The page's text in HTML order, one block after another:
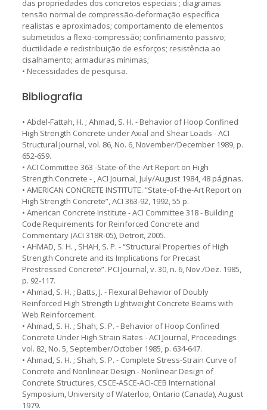
das propriedades dos concretos especiais ; diagramas
tensão normal de compressão-deformação específica
realistas e aproximados; comportamento de elementos
submetidos a flexo-compressão; confinamento passivo;
ductilidade e redistribuição de esforços; resistência ao
cisalhamento; armaduras mínimas;
• Necessidades de pesquisa.
Bibliografia
• Abdel-Fattah, H. ; Ahmad, S. H. - Behavior of Hoop Confined
High Strength Concrete under Axial and Shear Loads - ACI
Structural Journal, vol. 86, No. 6, November/December 1989, p.
652-659.
• ACI Committee 363 -State-of-the-Art Report on High
Strength.Concrete - , ACI Journal, July/August 1984, 48 páginas.
• AMERICAN CONCRETE INSTITUTE. “State-of-the-Art Report on
High Strength Concrete”, ACI 363-92, 1992, 55 p.
• American Concrete Institute - ACI Committee 318 - Building
Code Requirements for Reinforced Concrete and
Commentary (ACI 318R-05), Detroit, 2005.
• AHMAD, S. H. , SHAH, S. P. - “Structural Properties of High
Strength Concrete and its Implications for Precast
Prestressed Concrete”. PCI Journal, v. 30, n. 6, Nov./Dez. 1985,
p. 92-117.
• Ahmad, S. H. ; Batts, J. - Flexural Behavior of Doubly
Reinforced High Strength Lightweight Concrete Beams with
Web Reinforcement.
• Ahmad, S. H. ; Shah, S. P. - Behavior of Hoop Confined
Concrete Under High Strain Rates - ACI Journal, Proceedings
vol. 82, No. 5, September/October 1985, p. 634-647.
• Ahmad, S. H. ; Shah, S. P. - Complete Stress-Strain Curve of
Concrete and Nonlinear Design - Nonlinear Design of
Concrete Structures, CSCE-ASCE-ACI-CEB International
Symposium, University of Waterloo, Ontario (Canada), August
1979.